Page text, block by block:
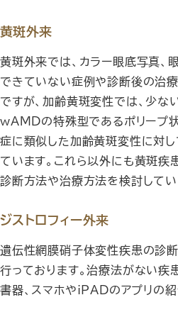
黄斑外来
黄斑外来では、カラー眼底写真
できていない症例や診断後の治
ですが、加齢黄斑変性では、少
wAMDの特殊型であるポリープ
症に類似した加齢黄斑変性に対
ています。これら以外にも黄斑
診断方法や治療方法を検討してい
ジストロフィー外来
遺伝性網膜硝子体変性疾患の診
行っております。治療法がない
書器、スマホやiPADのアプリの